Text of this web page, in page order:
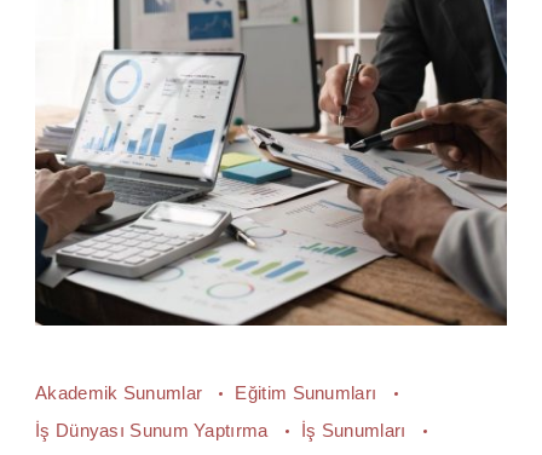
Akademik Sunumlar
Eğitim Sunumları
İş Dünyası Sunum Yaptırma
İş Sunumları